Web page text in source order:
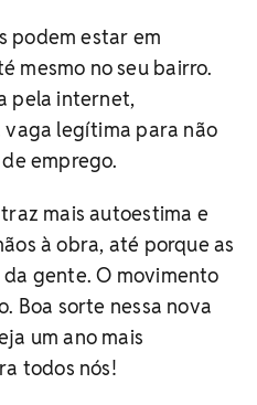
podem estar em
mesmo no seu bairro.
pela internet,
legítima para não
emprego.
mais autoestima e
à obra, até porque as
gente. O movimento
Boa sorte nessa nova
um ano mais
todos nós!